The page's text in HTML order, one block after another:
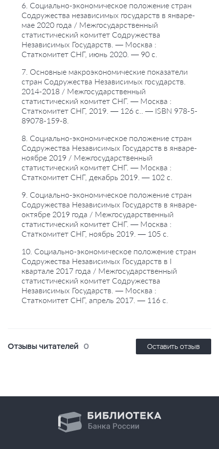
6. Социально-экономическое положение стран
Содружества независимых государств в январе-
мае 2020 года / Межгосударственный
статистический комитет Содружества
Независимых Государств. — Москва :
Статкомитет СНГ, июнь 2020. — 90 с.
7. Основные макроэкономические показатели
стран Содружества Независимых государств.
2014-2018 / Межгосударственный
статистический комитет СНГ. — Москва :
Статкомитет СНГ, 2019. — 126 с.. — ISBN 978-5-
89078-159-8.
8. Социально-экономическое положение стран
Содружества Независимых Государств в январе-
ноябре 2019 / Межгосударственный
статистический комитет СНГ. — Москва :
Статкомитет СНГ, декабрь 2019. — 102 с.
9. Социально-экономическое положение стран
Содружества Независимых Государств в январе-
октябре 2019 года / Межгосударственный
статистический комитет СНГ. — Москва :
Статкомитет СНГ, ноябрь 2019. — 105 с.
10. Социально-экономическое положение стран
Содружества Независимых Государств в I
квартале 2017 года / Межгосударственный
статистический комитет Содружества
Независимых Государств. — Москва :
Статкомитет СНГ, апрель 2017. — 116 с.
Отзывы читателей 0 Оставить отзыв